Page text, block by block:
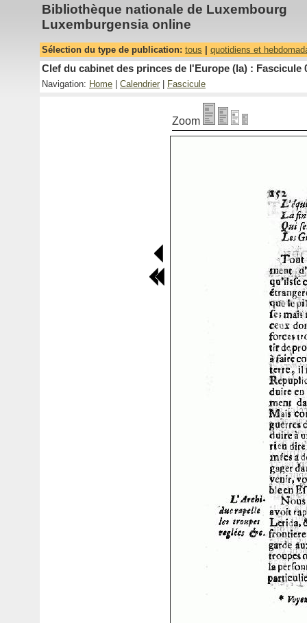
Bibliothèque nationale de Luxembourg
Luxemburgensia online
Sélection du type de publication: tous quotidiens et
Clef du cabinet des princes de l'Europe (la) : Fascicule
Navigation: Home Calendrier Fascicule
Zoom